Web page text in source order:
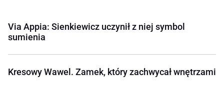
Via Appia: Sienkiewicz uczynił z niej symbol
sumienia
Kresowy Wawel. Zamek, który zachwycał wnętrzami